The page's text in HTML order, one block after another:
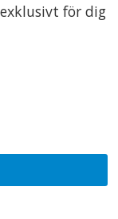
för dig